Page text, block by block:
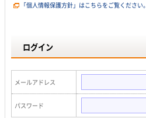
「個人情報保護方針」はこちらをご覧ください。
ログイン
メールアドレス
パスワード